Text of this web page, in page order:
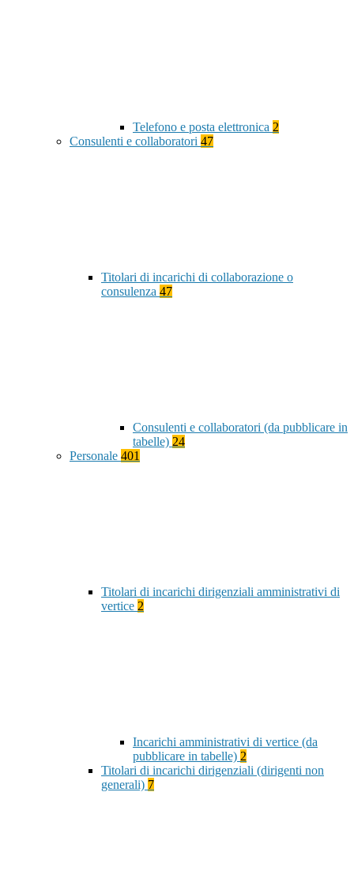
Telefono e posta elettronica 2
Consulenti e collaboratori 47
Titolari di incarichi di collaborazione o
consulenza 47
Consulenti e collaboratori (da pubblicare in
tabelle) 24
Personale 401
Titolari di incarichi dirigenziali amministrativi di
vertice 2
Incarichi amministrativi di vertice (da
pubblicare in tabelle) 2
Titolari di incarichi dirigenziali (dirigenti non
generali) 7